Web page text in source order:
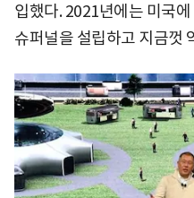
입했다. 2021년에는 미국
슈퍼널을 설립하고 지금껏